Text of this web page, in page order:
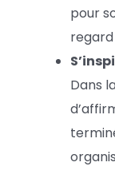
pour
Dans